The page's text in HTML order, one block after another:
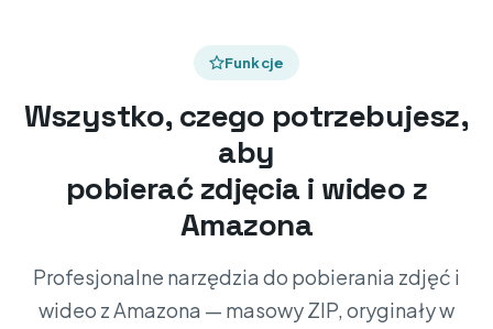
Funkcje
Wszystko, czego potrzebujesz,
aby
pobierać zdjęcia i wideo z
Amazona
Profesjonalne narzędzia do pobierania zdjęć i
wideo z Amazona — masowy ZIP, oryginały w